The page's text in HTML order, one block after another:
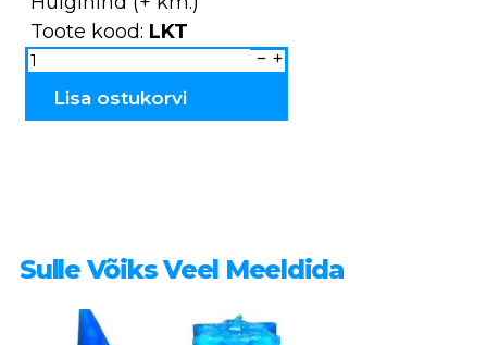
Toote kood: LKT
Küünlatops
Viljandi
paadimees
Lisa ostukorvi
Sulle Võiks Veel Meeldida